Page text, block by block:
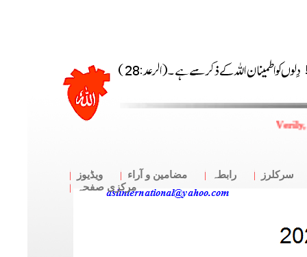
سرکلرز رابطہ مضامین و آراء
ویڈیوز
مرکزی صفحہ